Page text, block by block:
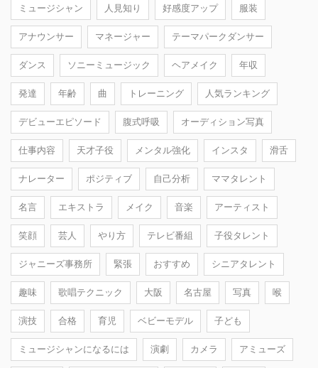
ミュージシャン 人見知り 好感度アップ 服装
アナウンサー マネージャー テーマパークダンサー
ダンス ソニーミュージック ヘアメイク 年収
発達 年齢 曲 トレーニング 人気ランキング
デビューエピソード 腹式呼吸 オーディション写真
仕事内容 天才子役 メンタル強化 インスタ 滑舌
ナレーター ポジティブ 自己分析 ママタレント
名言 エキストラ メイク 音楽 アーティスト
笑顔 芸人 やり方 テレビ番組 子役タレント
ジャニーズ事務所 緊張 おすすめ シニアタレント
趣味 歌唱テクニック 大阪 名古屋 写真 喉
演技 合格 育児 ベビーモデル 子ども
ミュージシャンになるには 演劇 カメラ アミューズ